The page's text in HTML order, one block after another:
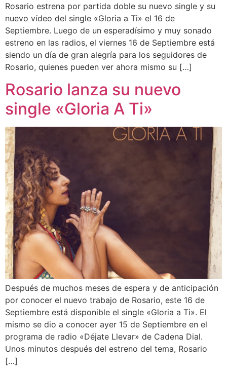
Rosario estrena por partida doble su nuevo single y su
nuevo vídeo del single «Gloria a Ti» el 16 de
Septiembre. Luego de un esperadísimo y muy sonado
estreno en las radios, el viernes 16 de Septiembre está
siendo un día de gran alegría para los seguidores de
Rosario, quienes pueden ver ahora mismo su […]
Rosario lanza su nuevo
single «Gloria A Ti»
Después de muchos meses de espera y de anticipación
por conocer el nuevo trabajo de Rosario, este 16 de
Septiembre está disponible el single «Gloria a Ti». El
mismo se dio a conocer ayer 15 de Septiembre en el
programa de radio «Déjate Llevar» de Cadena Dial.
Unos minutos después del estreno del tema, Rosario
[…]